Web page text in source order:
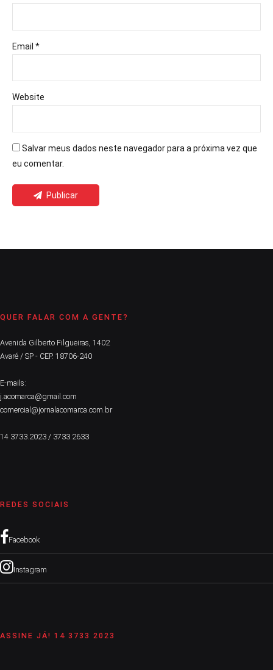
Email *
Website
Salvar meus dados neste navegador para a próxima vez que
eu comentar.
Publicar
QUER FALAR COM A GENTE?
Avenida Gilberto Filgueiras, 1402
Avaré / SP - CEP. 18706-240
E-mails:
j.acomarca@gmail.com
comercial@jornalacomarca.com.br
14 3733.2023 / 3733.2633
REDES SOCIAIS
Facebook
Instagram
ASSINE JÁ! 14 3733 2023